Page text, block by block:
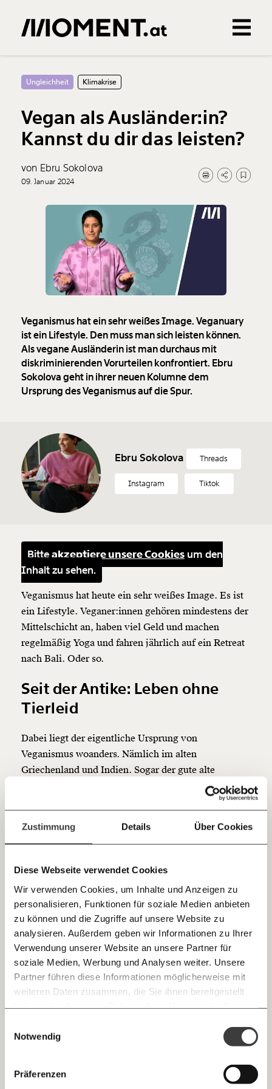
Zustimmung Details Über Cookies
Diese Webseite verwendet Cookies
Wir verwenden Cookies, um Inhalte und Anzeigen zu
personalisieren, Funktionen für soziale Medien anbieten
zu können und die Zugriffe auf unsere Website zu
analysieren. Außerdem geben wir Informationen zu Ihrer
Verwendung unserer Website an unsere Partner für
soziale Medien, Werbung und Analysen weiter. Unsere
Partner führen diese Informationen möglicherweise mit
weiteren Daten zusammen, die Sie ihnen bereitgestellt
Notwendig
Präferenzen
Immer auf dem Laufenden
bleiben mit unseren gratis
E-Mail-Newslettern!
Die guten Nachrichten der
Welt nicht aus den Augen verlieren - immer
Veränderung
beginnt mit Dir!
WerdeFördermitgliedund wir können gemeinsam
unsere Wirtschaft so gestalten, dass sie für alle
Netz. Unabhängig und werbefrei. Und das wird auch
unterstütze uns mit Deinem Mitgliedsbeitrag.
Du überweist lieber direkt?
Hier unsere IBAN: AT34 4300 0498 0007 6017
sozialen Fortschritt
Ich werde Fördermitglied* …
0Treffer
Jetzt
einfach
teilen.
E-Mail
Whatsapp
Ungleichheit Klimakrise
Vegan als Ausländer:in?
Kannst du dir das leisten?
von Ebru Sokolova
09. Januar 2024
Veganismus hat ein sehr weißes Image. Veganuary
ist ein Lifestyle. Den muss man sich leisten können.
Als vegane Ausländerin ist man durchaus mit
diskriminierenden Vorurteilen konfrontiert. Ebru
Sokolova geht in ihrer neuen Kolumne dem
Ursprung des Veganismus auf die Spur.
Ebru Sokolova Threads
Instagram Tiktok
Bitteakzeptiere unsere Cookies um den
Inhalt zu sehen.
Veganismus hat heute ein sehr weißes Image. Es ist
ein Lifestyle. Veganer:innen gehören mindestens der
Mittelschicht an, haben viel Geld und machen
regelmäßig Yoga und fahren jährlich auf ein Retreat
nach Bali. Oder so.
Seit der Antike: Leben ohne
Tierleid
Dabei liegt der eigentliche Ursprung von
Veganismus woanders. Nämlich im alten
Griechenland und Indien. Sogar der gute alte
Pythagoras, der uns heute noch im Matheunterricht
quält, war Vegetarier. Das Hauptaugenmerk lag auf
Orphiker lehnten den Fleischverzehr ab, da sie an
miteinbezog, glaubten. Sie waren möglicherweise
Produkte verzichteten.
Veganer:innen haben viele
Gesichter, ganz
Herkunft!